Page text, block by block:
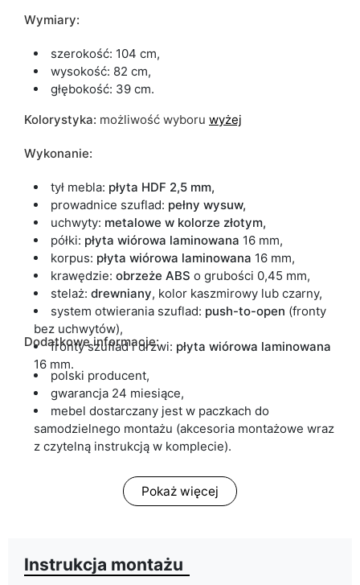
Wymiary:
szerokość: 104 cm,
wysokość: 82 cm,
głębokość: 39 cm.
Kolorystyka: możliwość wyboru wyżej
Wykonanie:
tył mebla: płyta HDF 2,5 mm,
prowadnice szuflad: pełny wysuw,
uchwyty: metalowe w kolorze złotym,
półki: płyta wiórowa laminowana 16 mm,
korpus: płyta wiórowa laminowana 16 mm,
krawędzie: obrzeże ABS o grubości 0,45 mm,
stelaż: drewniany, kolor kaszmirowy lub czarny,
system otwierania szuflad: push-to-open (fronty
bez uchwytów),
fronty szuflad i drzwi: płyta wiórowa laminowana
16 mm.
Dodatkowe informacje:
polski producent,
gwarancja 24 miesiące,
mebel dostarczany jest w paczkach do
samodzielnego montażu (akcesoria montażowe wraz
z czytelną instrukcją w komplecie).
Pokaż więcej
Instrukcja montażu